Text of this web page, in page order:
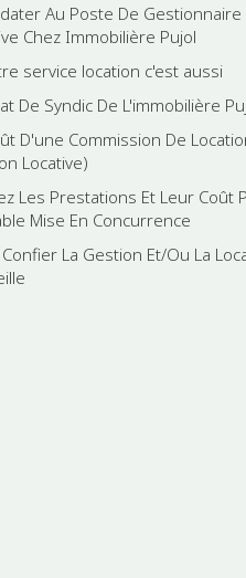
Au Poste De Gestionnaire
Chez Immobilière Pujol
service location c'est aussi
De Syndic De L'immobilière
D'une Commission De
Locative)
Les Prestations Et Leur Coût
Mise En Concurrence
La Gestion Et/Ou La